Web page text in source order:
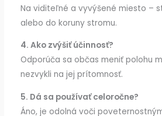
Na viditeľné a vyvýšené miesto –
alebo do koruny stromu.
4. Ako zvýšiť účinnosť?
Odporúča sa občas meniť polohu
nezvykli na jej prítomnosť.
5. Dá sa používať celoročne?
Áno, je odolná voči